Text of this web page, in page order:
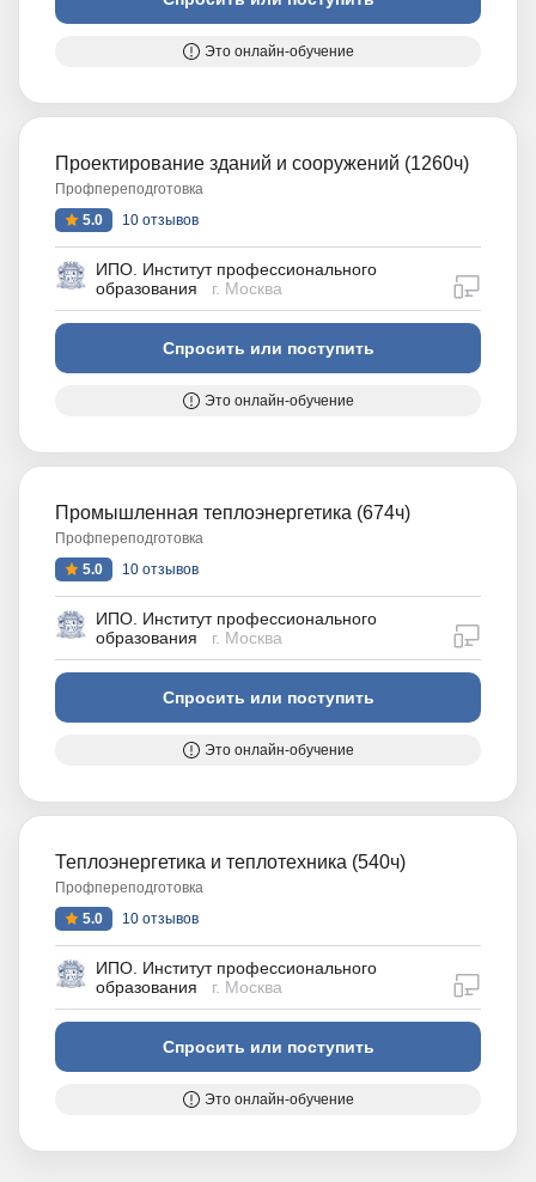
Это онлайн-обучение
Проектирование зданий и сооружений (1260ч)
Профпереподготовка
5.0
10 отзывов
ИПО. Институт профессионального
образования
г. Москва
Спросить или поступить
Это онлайн-обучение
Промышленная теплоэнергетика (674ч)
Профпереподготовка
5.0
10 отзывов
ИПО. Институт профессионального
образования
г. Москва
Спросить или поступить
Это онлайн-обучение
Теплоэнергетика и теплотехника (540ч)
Профпереподготовка
5.0
10 отзывов
ИПО. Институт профессионального
образования
г. Москва
Спросить или поступить
Это онлайн-обучение